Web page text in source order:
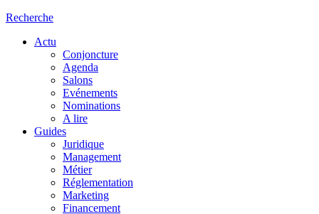
Recherche
Actu
Conjoncture
Agenda
Salons
Evénements
Nominations
A lire
Guides
Juridique
Management
Métier
Réglementation
Marketing
Financement